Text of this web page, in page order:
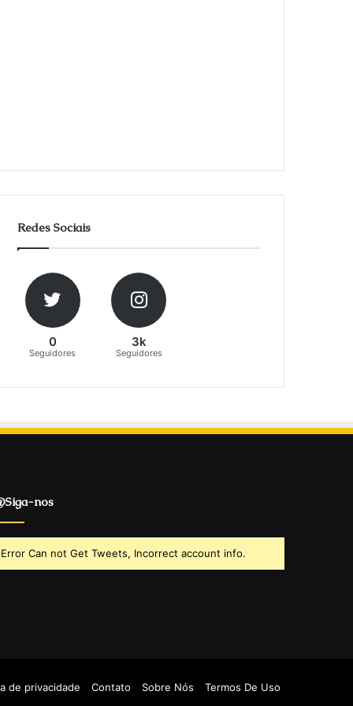
Redes Sociais
0
Seguidores
3k
Seguidores
nos
Error Can not Get Tweets, Incorrect account info.
de privacidade Contato Sobre Nós Termos De Uso